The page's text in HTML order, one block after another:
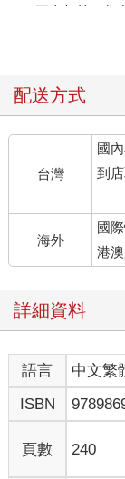
二、三十年前，住
五、六點的早市總
肉鋪，大隻豬在木
晨，母雞也嘰嘰地
魚池中，過多的魚
早輕鬆。
菜販來得較晚，但
來像沾著露珠，清
而發紅的眼睛看著
地吃碗米粉
配兩塊油豆腐，睜
意，但吃著微飽再
餓得醒過來。
或有時會去信義路
骨冬粉，當時的中
呼，靜心專注者才
配送方式
台灣
國
到店
海外
國
港澳
詳細資料
語言 中文繁
ISBN
頁數 240